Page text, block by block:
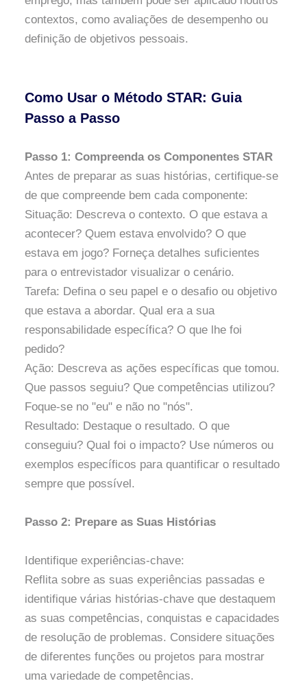
contextos, como avaliações de desempenho ou
definição de objetivos pessoais.
Como Usar o Método STAR: Guia
Passo a Passo
Passo 1: Compreenda os Componentes STAR
Antes de preparar as suas histórias, certifique-se
de que compreende bem cada componente:
Situação: Descreva o contexto. O que estava a
acontecer? Quem estava envolvido? O que
estava em jogo? Forneça detalhes suficientes
para o entrevistador visualizar o cenário.
Tarefa: Defina o seu papel e o desafio ou objetivo
que estava a abordar. Qual era a sua
responsabilidade específica? O que lhe foi
pedido?
Ação: Descreva as ações específicas que tomou.
Que passos seguiu? Que competências utilizou?
Foque-se no "eu" e não no "nós".
Resultado: Destaque o resultado. O que
conseguiu? Qual foi o impacto? Use números ou
exemplos específicos para quantificar o resultado
sempre que possível.
Passo 2: Prepare as Suas Histórias
Identifique experiências-chave:
Reflita sobre as suas experiências passadas e
identifique várias histórias-chave que destaquem
as suas competências, conquistas e capacidades
de resolução de problemas. Considere situações
de diferentes funções ou projetos para mostrar
uma variedade de competências.